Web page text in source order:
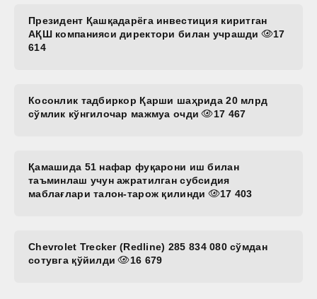
Президент Қашқадарёга инвестиция киритган
АҚШ компанияси директори билан учрашди
17
614
Косонлик тадбиркор Қарши шаҳрида 20 млрд
сўмлик кўнгилочар мажмуа очди
17 467
Қамашида 51 нафар фуқарони иш билан
таъминлаш учун ажратилган субсидия
маблағлари талон-тарож қилинди
17 403
Chevrolet Trecker (Redline) 285 834 080 сўмдан
сотувга қўйилди
16 679